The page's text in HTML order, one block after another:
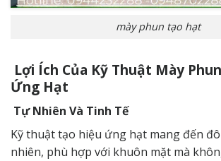
mày phun tạo hạt
Lợi Ích Của Kỹ Thuật Mày
Ứng Hạt
Tự Nhiên Và Tinh Tế
Kỹ thuật tạo hiệu ứng hạt mang đến
nhiên, phù hợp với khuôn mặt mà